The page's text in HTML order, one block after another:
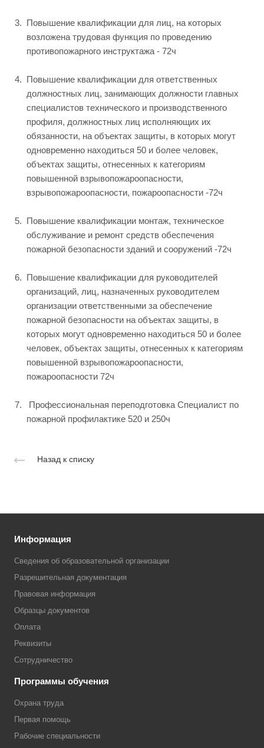
Повышение квалификации для лиц, на которых
возложена трудовая функция по проведению
противопожарного инструктажа - 72ч
Повышение квалификации для ответственных
должностных лиц, занимающих должности главных
специалистов технического и производственного
профиля, должностных лиц исполняющих их
обязанности, на объектах защиты, в которых могут
одновременно находиться 50 и более человек,
объектах защиты, отнесенных к категориям
повышенной взрывопожароопасности,
взрывопожароопасности, пожароопасности -72ч
Повышение квалификации монтаж, техническое
обслуживание и ремонт средств обеспечения
пожарной безопасности зданий и сооружений -72ч
Повышение квалификации для руководителей
организаций, лиц, назначенных руководителем
организации ответственными за обеспечение
пожарной безопасности на объектах защиты, в
которых могут одновременно находиться 50 и более
человек, объектах защиты, отнесенных к категориям
повышенной взрывопожароопасности,
пожароопасности 72ч
Профессиональная переподготовка Специалист по
пожарной профилактике 520 и 250ч
Назад к списку
Информация
Сведения об образовательной организации
Разрешительная документация
Правовая информация
Образцы документов
Оплата
Реквизиты
Сотрудничество
Программы обучения
Охрана труда
Первая помощь
Рабочие специальности